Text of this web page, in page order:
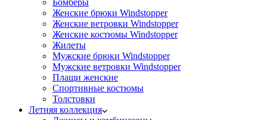
Женские брюки Windstopper
Женские ветровки Windstopper
Женские костюмы Windstopper
Жилеты
Мужские брюки Windstopper
Мужские ветровки Windstopper
Плащи женские
Спортивные костюмы
Толстовки
Летняя коллекция